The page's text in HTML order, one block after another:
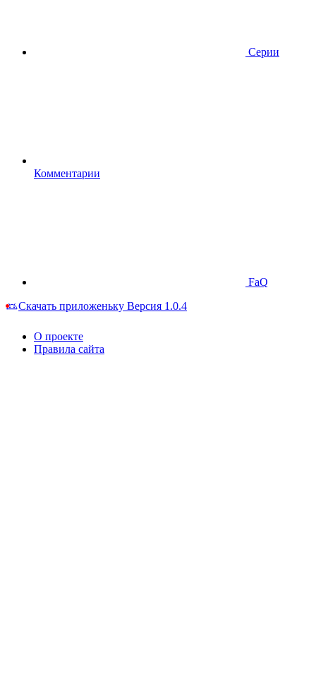
Серии
Комментарии
FaQ
Скачать приложеньку Версия 1.0.4
О проекте
Правила сайта